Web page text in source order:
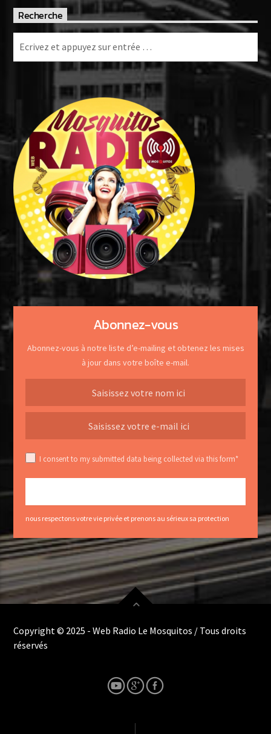
Recherche
Abonnez-vous
Abonnez-vous à notre liste d’e-mailing et obtenez les mises
à jour dans votre boîte e-mail.
I consent to my submitted data being collected via this form*
nous respectons votre vie privée et prenons au sérieux sa protection
Copyright © 2025 - Web Radio Le Mosquitos / Tous droits
réservés